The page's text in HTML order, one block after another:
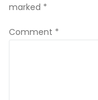
marked *
Comment *